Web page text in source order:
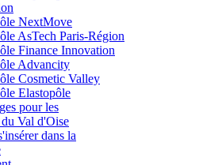
NextMove
AsTech Paris-Région
Finance Innovation
Advancity
Cosmetic Valley
Elastopôle
pour les
Val d'Oise
dans la